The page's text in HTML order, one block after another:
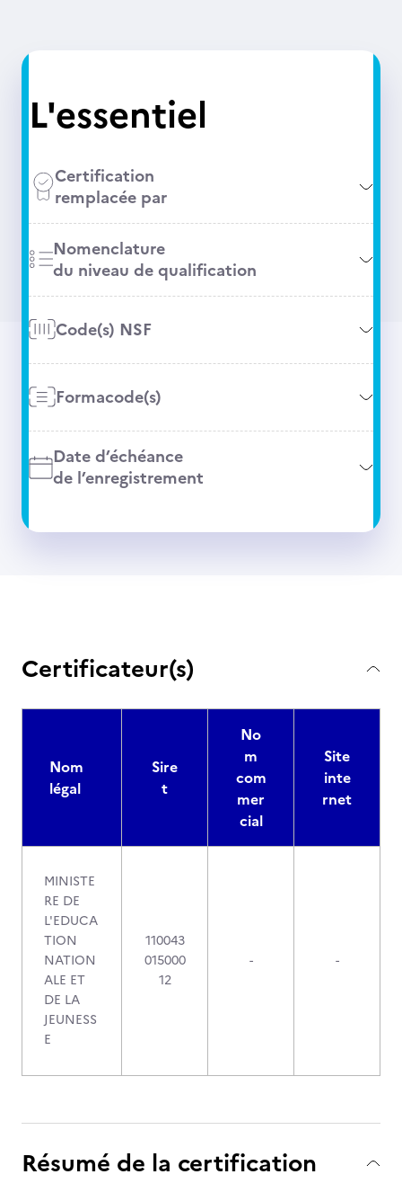
L'essentiel
Certification
remplacée par
Nomenclature
du niveau de qualification
Code(s) NSF
Formacode(s)
Date d’échéance
de l’enregistrement
Certificateur(s)
Nom
légal
Sire
t
No
m
com
mer
cial
Site
inte
rnet
MINISTE
RE DE
L'EDUCA
TION
NATION
ALE ET
DE LA
JEUNESS
E
110043
015000
12
- -
Résumé de la certification